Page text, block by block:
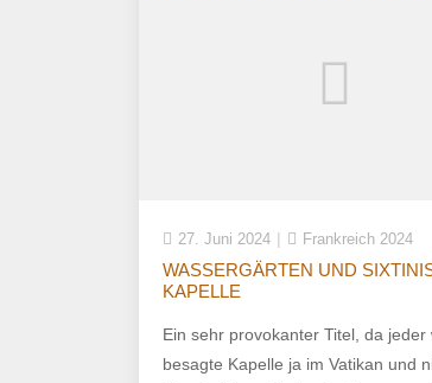
27. Juni 2024 Frankreich 2024
WASSERGÄRTEN UND
KAPELLE
Ein sehr provokanter Titel, da jeder
besagte Kapelle ja im Vatikan und